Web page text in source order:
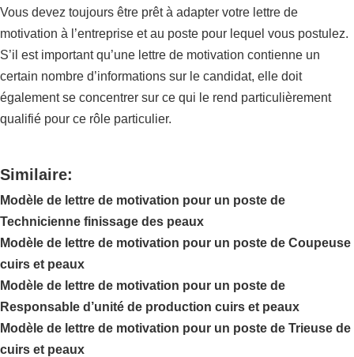
Vous devez toujours être prêt à adapter votre lettre de
motivation à l’entreprise et au poste pour lequel vous postulez.
S’il est important qu’une lettre de motivation contienne un
certain nombre d’informations sur le candidat, elle doit
également se concentrer sur ce qui le rend particulièrement
qualifié pour ce rôle particulier.
Similaire:
Modèle de lettre de motivation pour un poste de
Technicienne finissage des peaux
Modèle de lettre de motivation pour un poste de Coupeuse
cuirs et peaux
Modèle de lettre de motivation pour un poste de
Responsable d’unité de production cuirs et peaux
Modèle de lettre de motivation pour un poste de Trieuse de
cuirs et peaux